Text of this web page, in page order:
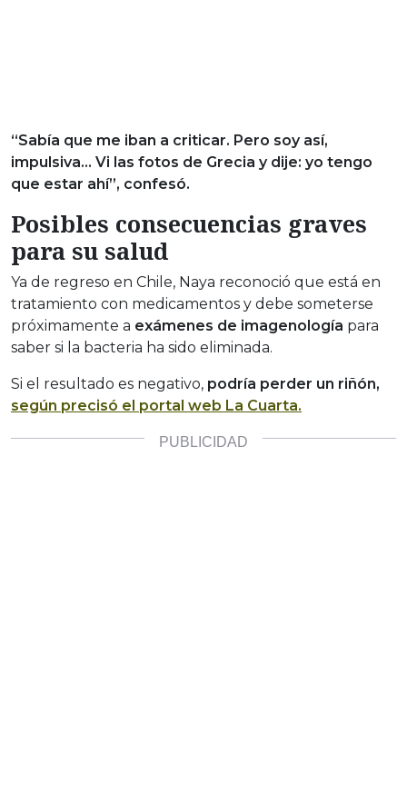
“Sabía que me iban a criticar. Pero soy así,
impulsiva… Vi las fotos de Grecia y dije: yo tengo
que estar ahí”, confesó.
Posibles consecuencias graves
para su salud
Ya de regreso en Chile, Naya reconoció que está en
tratamiento con medicamentos y debe someterse
próximamente a exámenes de imagenología para
saber si la bacteria ha sido eliminada.
Si el resultado es negativo, podría perder un riñón,
según precisó el portal web La Cuarta.